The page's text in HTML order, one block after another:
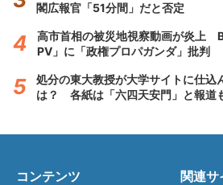
閣広報官「51分間」だと否定
高市首相の被災地視察動画が炎上
PV」に「政権プロパガンダ」批判
処分の東大教授が大学サイトに仕込
は？ 各紙は「六四天安門」と報道
コンテンツ 関連サ